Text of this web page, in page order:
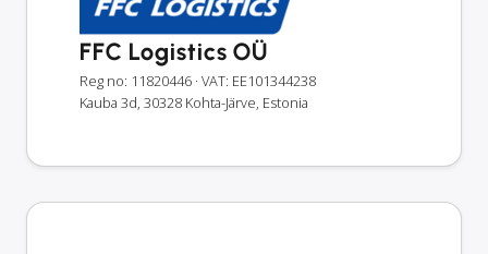
FFC Logistics OÜ
Reg no: 11820446 · VAT: EE101344238
Kauba 3d, 30328 Kohta-Järve, Estonia